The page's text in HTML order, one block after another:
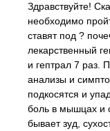
Здравствуйте!
необходимо
ставят под ?
лекарственный
и гептрал 7 раз.
анализы и
подкосятся и
боль в мышцах и
бывает зуд,